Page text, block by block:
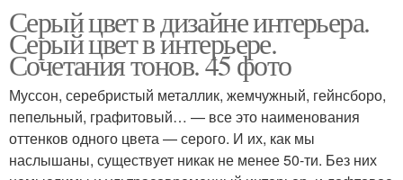
Серый цвет в дизайне интерьера.
Серый цвет в интерьере.
Сочетания тонов. 45 фото
Муссон, серебристый металлик, жемчужный, гейнсборо,
пепельный, графитовый… — все это наименования
оттенков одного цвета — серого. И их, как мы
наслышаны, существует никак не менее 50-ти. Без них